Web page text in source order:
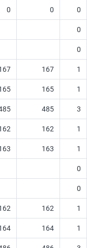
0 0 0
0
0
167 1
165 1
485 3
162 1
163 1
0
0
162 1
164 1